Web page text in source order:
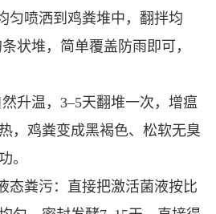
匀喷洒到鸡粪堆中，翻拌均
状堆，简单覆盖防雨即可，
升温，3–5天翻堆一次，增瘟
，鸡粪变成黑褐色、松软无臭
。
态粪污：直接把激活菌液按比